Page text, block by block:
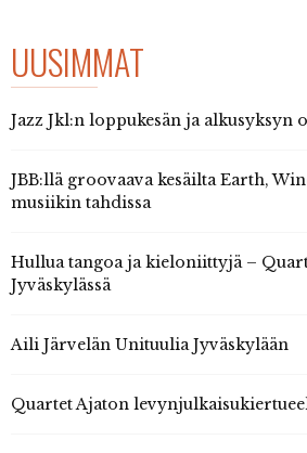
UUSIMMAT
Jazz Jkl:n loppukesän ja alkusyksyn
JBB:llä groovaava kesäilta Earth,
musiikin tahdissa
Hullua tangoa ja kieloniittyjä –
Jyväskylässä
Aili Järvelän Unituulia Jyväskylään
Quartet Ajaton